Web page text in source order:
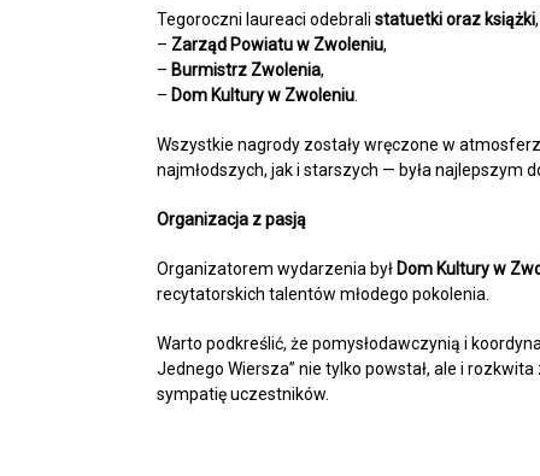
Tegoroczni laureaci odebrali statuetki oraz książki
– Zarząd Powiatu w Zwoleniu,
– Burmistrz Zwolenia,
– Dom Kultury w Zwoleniu
Wszystkie nagrody zostały wręczone w
najmłodszych, jak i starszych — była najlepszym
Organizacja z pasją
Organizatorem wydarzenia był Dom Kultury w
recytatorskich talentów młodego pokolenia.
Warto podkreślić, że pomysłodawczynią i
Jednego Wiersza” nie tylko powstał, ale i
sympatię uczestników.